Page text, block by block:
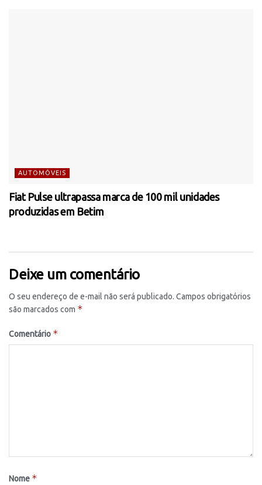
AUTOMÓVEIS
Fiat Pulse ultrapassa marca de 100 mil unidades
produzidas em Betim
Deixe um comentário
O seu endereço de e-mail não será publicado. Campos obrigatórios
são marcados com *
Comentário *
Nome *